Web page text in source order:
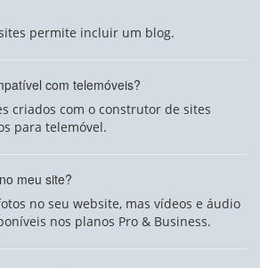
permite incluir um blog.
com telemóveis?
criados com o construtor de sites
para telemóvel.
meu site?
no seu website, mas vídeos e áudio
nos planos Pro & Business.